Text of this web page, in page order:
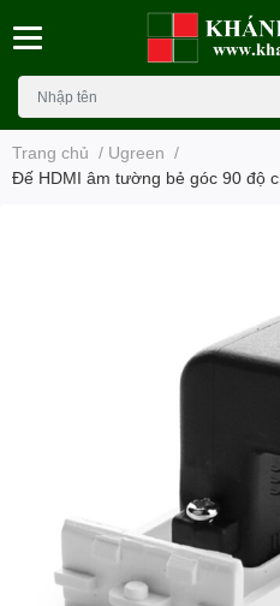
Trang chủ / Ugreen /
Đế HDMI âm tường bẻ góc 90 độ